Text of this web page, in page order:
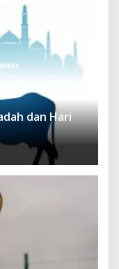
dan Hari